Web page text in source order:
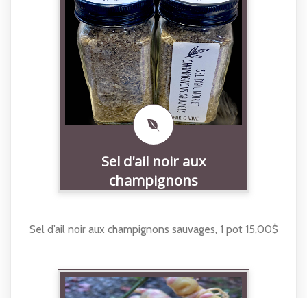
Sel d'ail noir aux
champignons
Sel d’ail noir aux champignons sauvages, 1 pot 15,00$